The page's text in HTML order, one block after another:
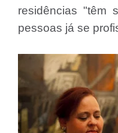
residências "têm
pessoas já se